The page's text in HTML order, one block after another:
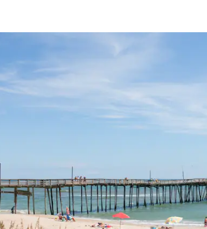
בעזרת תנועות מגע או החלקה.